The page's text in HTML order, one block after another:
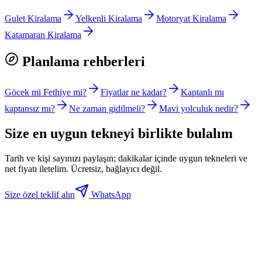
Gulet Kiralama Yelkenli Kiralama
Motoryat Kiralama
Katamaran Kiralama
Planlama rehberleri
Göcek mi Fethiye mi? Fiyatlar ne kadar?
Kaptanlı mı
kaptansız mı?
Ne zaman gidilmeli? Mavi yolculuk nedir?
Size en uygun tekneyi birlikte bulalım
Tarih ve kişi sayınızı paylaşın; dakikalar içinde uygun tekneleri ve
net fiyatı iletelim. Ücretsiz, bağlayıcı değil.
Size özel teklif alın WhatsApp